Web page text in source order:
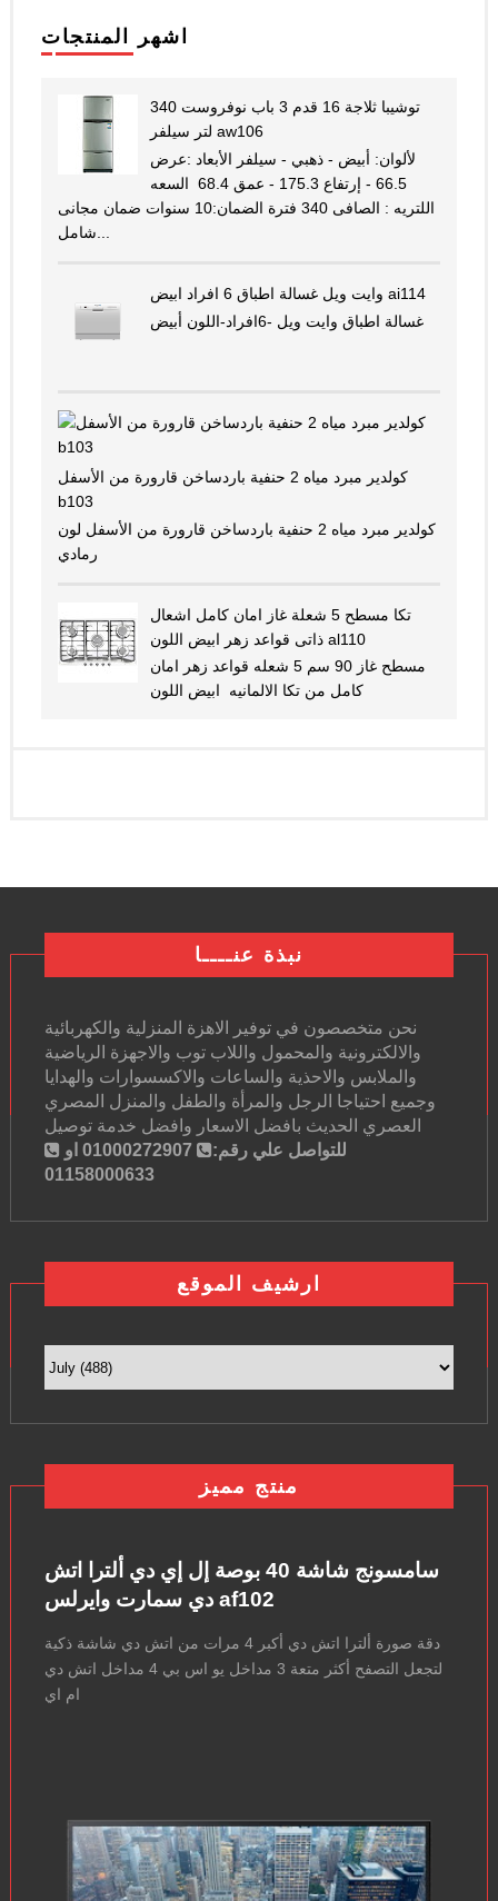
اشهر المنتجات
توشيبا ثلاجة 16 قدم 3 باب نوفروست 340
لتر سيلفر aw106
لألوان: أبيض - ذهبي - سيلفر الأبعاد :عرض
66.5 - إرتفاع 175.3 - عمق 68.4 السعه
اللتريه : الصافى 340 فترة الضمان:10 سنوات ضمان مجانى
وايت ويل غسالة اطباق 6 افراد ابيض ai114
غسالة اطباق وايت ويل -6افراد-اللون أبيض
كولدير مبرد مياه 2 حنفية باردساخن قارورة من الأسفل
b103
كولدير مبرد مياه 2 حنفية باردساخن قارورة من الأسفل لون
رمادي
تكا مسطح 5 شعلة غاز امان كامل اشعال
ذاتى قواعد زهر ابيض اللون al110
مسطح غاز 90 سم 5 شعله قواعد زهر امان
كامل من تكا الالمانيه ابيض اللون
نبذة عنــــا
نحن متخصصون في توفير الاهزة المنزلية والكهربائية
والالكترونية والمحمول واللاب توب والاجهزة الرياضية
والملابس والاحذية والساعات والاكسسوارات والهدايا
وجميع احتياجا الرجل والمرأة والطفل والمنزل المصري
العصري الحديث بافضل الاسعار وافضل خدمة توصيل
للتواصل علي رقم:
01158000633
ارشيف الموقع
منتج مميز
سامسونج شاشة 40 بوصة إل إي دي ألترا اتش
دي سمارت وايرلس af102
دقة صورة ألترا اتش دي أكبر 4 مرات من اتش دي شاشة ذكية
لتجعل التصفح أكثر متعة 3 مداخل يو اس بي 4 مداخل اتش دي
ام اي